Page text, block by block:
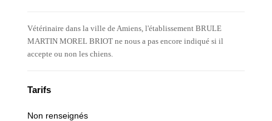
Vétérinaire dans la ville de Amiens, l'établissement BRULE
MARTIN MOREL BRIOT ne nous a pas encore indiqué si il
accepte ou non les chiens.
Tarifs
Non renseignés